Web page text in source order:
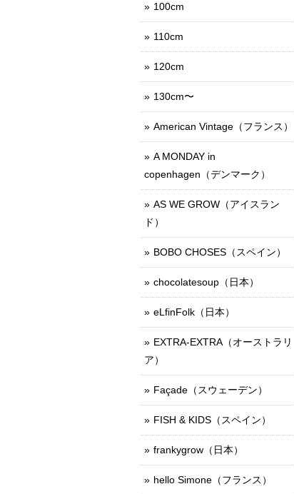
100cm
110cm
120cm
130cm〜
American Vintage（フランス）
A MONDAY in
copenhagen（デンマーク）
AS WE GROW（アイスラン
ド）
BOBO CHOSES（スペイン）
chocolatesoup（日本）
eLfinFolk（日本）
EXTRA-EXTRA（オーストラリ
ア）
Façade（スウェーデン）
FISH & KIDS（スペイン）
frankygrow（日本）
hello Simone（フランス）